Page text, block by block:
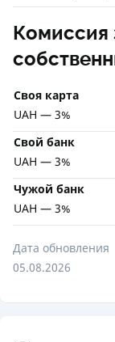
Комиссия
Своя карта
UAH — 3%
Свой банк
UAH — 3%
Чужой банк
UAH — 3%
Дата обновления
05.08.2026